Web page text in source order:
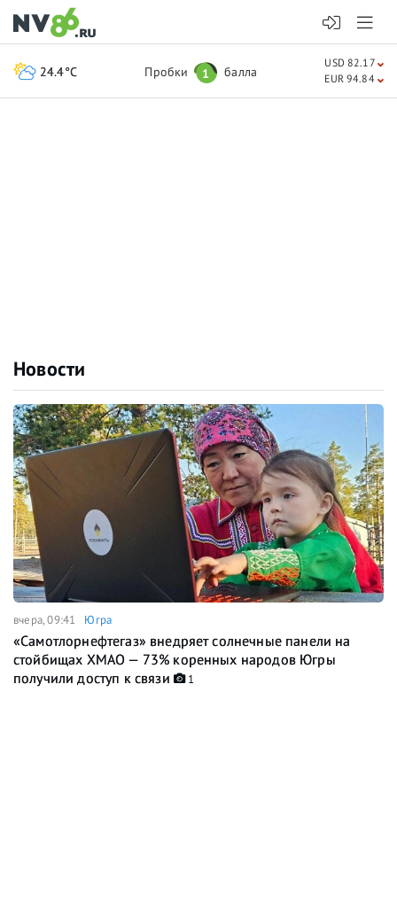
Новости
вчера, 09:41 Югра
«Самотлорнефтегаз» внедряет солнечные панели на
стойбищах ХМАО — 73% коренных народов Югры
получили доступ к связи
1
24.4°C Пробки 1 балла
USD 82.17
EUR 94.84